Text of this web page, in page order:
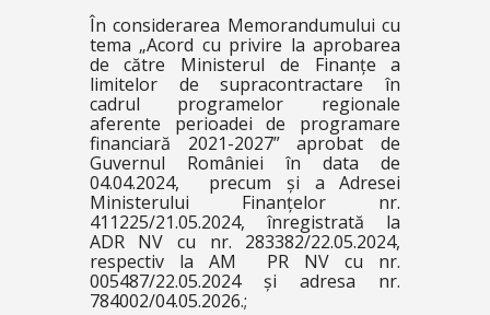
În considerarea Memorandumului cu
tema „Acord cu privire la aprobarea
de către Ministerul de Finanțe a
limitelor de supracontractare în
cadrul programelor regionale
aferente perioadei de programare
financiară 2021-2027” aprobat de
Guvernul României în data de
04.04.2024, precum și a Adresei
Ministerului Finanțelor nr.
411225/21.05.2024, înregistrată la
ADR NV cu nr. 283382/22.05.2024,
respectiv la AM PR NV cu nr.
005487/22.05.2024 și adresa nr.
784002/04.05.2026.;